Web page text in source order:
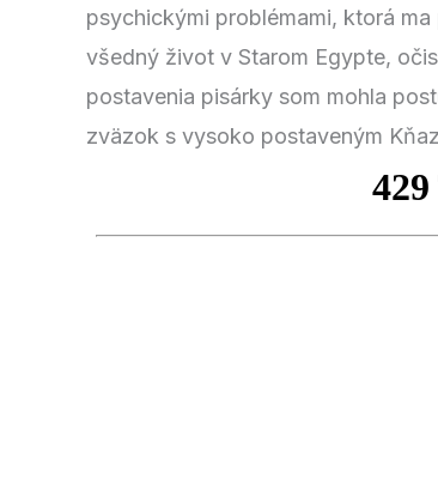
psychickými problémami, ktorá
všedný život v Starom Egypte,
postavenia pisárky som mohla
zväzok s vysoko postaveným